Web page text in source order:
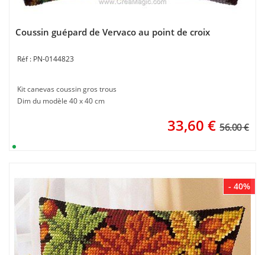
Coussin guépard de Vervaco au point de croix
PN-0144823
Kit canevas coussin gros trous
Dim du modèle 40 x 40 cm
33,60 € 56.00 €
- 40%